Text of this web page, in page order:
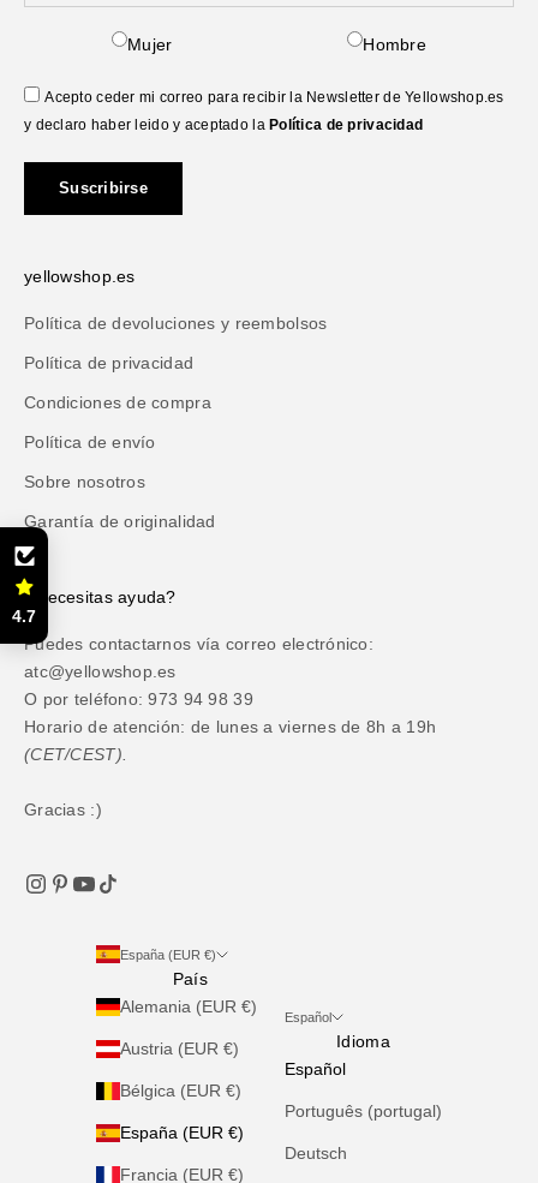
Mujer Hombre
Acepto ceder mi correo para recibir la Newsletter de Yellowshop.es
y declaro haber leido y aceptado la Política de privacidad
Suscribirse
yellowshop.es
Política de devoluciones y reembolsos
Política de privacidad
Condiciones de compra
Política de envío
Sobre nosotros
Garantía de originalidad
¿Necesitas ayuda?
Puedes contactarnos vía correo electrónico:
atc@yellowshop.es
O por teléfono: 973 94 98 39
Horario de atención: de lunes a viernes de 8h a 19h
(CET/CEST).
Gracias :)
España (EUR €)
País
Alemania (EUR €)
Austria (EUR €)
Bélgica (EUR €)
España (EUR €)
Francia (EUR €)
Español
Idioma
Español
Português (portugal)
Deutsch
4.7